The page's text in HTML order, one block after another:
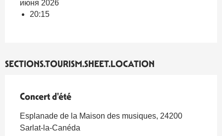
июня 2026
20:15
SECTIONS.TOURISM.SHEET.LOCATION
Concert d'été
Esplanade de la Maison des musiques, 24200
Sarlat-la-Canéda